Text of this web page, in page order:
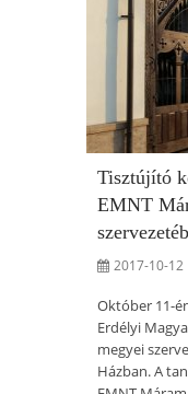
Tisztújító
EMNT
2017-10-12
Október 11-
Erdélyi
megyei
Házban. A